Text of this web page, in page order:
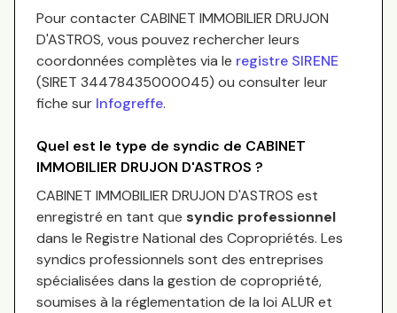
Pour contacterCABINET IMMOBILIER DRUJON
D'ASTROS, vous pouvez rechercher leurs
coordonnées complètes via le registre SIRENE
(SIRET 34478435000045) ou consulter leur
fiche sur Infogreffe.
Quel est le type de syndic de CABINET
IMMOBILIER DRUJON D'ASTROS ?
CABINET IMMOBILIER DRUJON D'ASTROS est
enregistré en tant que syndic professionnel
dans le Registre National des Copropriétés. Les
syndics professionnels sont des entreprises
spécialisées dans la gestion de copropriété,
soumises à la réglementation de la loi ALUR et